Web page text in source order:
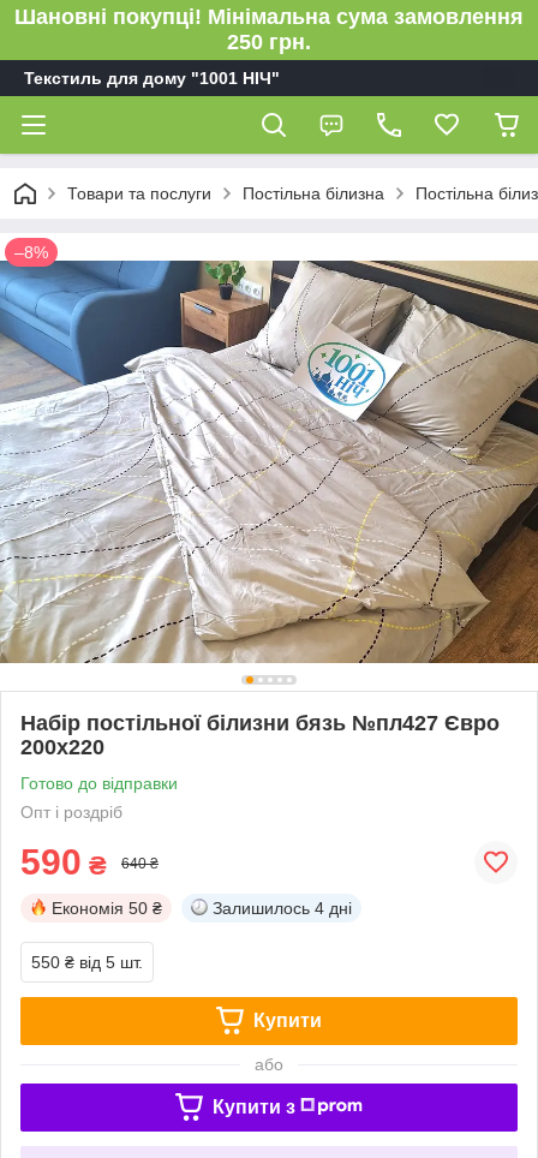
Шановні покупці! Мінімальна сума замовлення
250 грн.
Текстиль для дому "1001 НІЧ"
Товари та послуги Постільна білизна Постільна
–8%
Набір постільної білизни бязь №пл427 Євро
200х220
Готово до відправки
Опт і роздріб
590 ₴ 640 ₴
Економія 50 ₴ Залишилось 4 дні
550 ₴ від 5 шт.
Купити
або
Купити з